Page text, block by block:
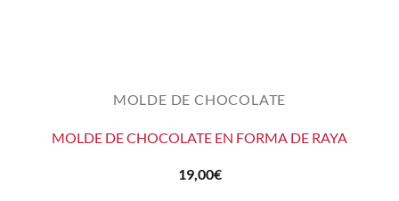
MOLDE DE CHOCOLATE
MOLDE DE CHOCOLATE EN FORMA DE RAYA
19,00€